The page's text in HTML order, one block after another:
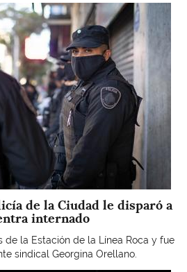
de la Ciudad le disparó a
internado
de la Estación de la Línea Roca y fue
sindical Georgina Orellano.